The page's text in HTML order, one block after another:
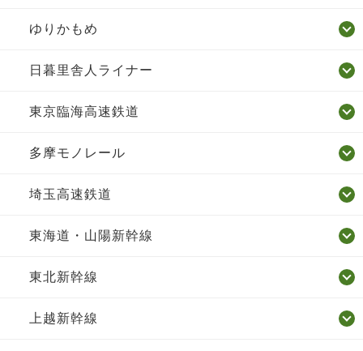
ゆりかもめ
日暮里舎人ライナー
東京臨海高速鉄道
多摩モノレール
埼玉高速鉄道
東海道・山陽新幹線
東北新幹線
上越新幹線